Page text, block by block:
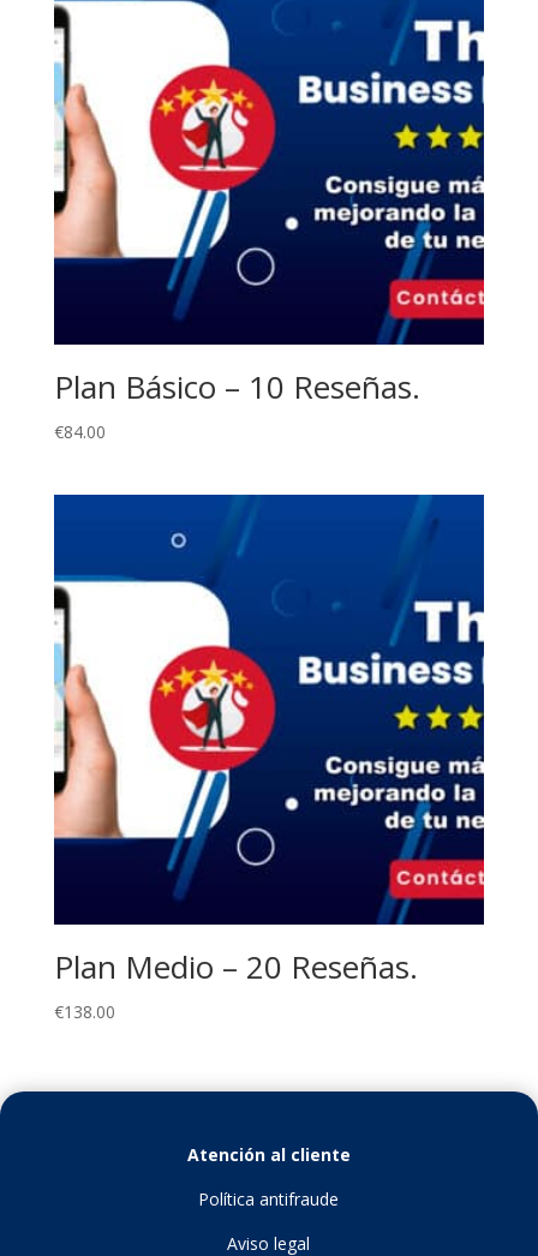
Plan Básico – 10 Reseñas.
€84.00
Plan Medio – 20 Reseñas.
€138.00
Atención al cliente
Política antifraude
Aviso legal